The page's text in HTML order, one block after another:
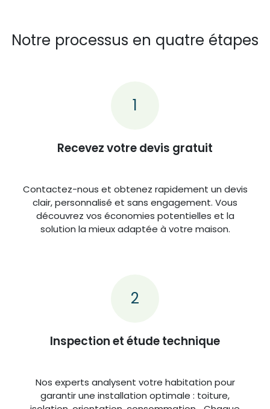
Notre processus en quatre étapes
1
Recevez votre devis gratuit
Contactez-nous et obtenez rapidement un devis
clair, personnalisé et sans engagement. Vous
découvrez vos économies potentielles et la
solution la mieux adaptée à votre maison.
2
Inspection et étude technique
Nos experts analysent votre habitation pour
garantir une installation optimale : toiture,